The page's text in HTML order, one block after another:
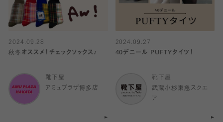
2024.09.28
秋冬オススメ！チェックソックス♪
靴下屋
アミュプラザ博多店
2024.09.27
40デニール PUFTYタイツ！
靴下屋
武蔵小杉東急スクエ
ア